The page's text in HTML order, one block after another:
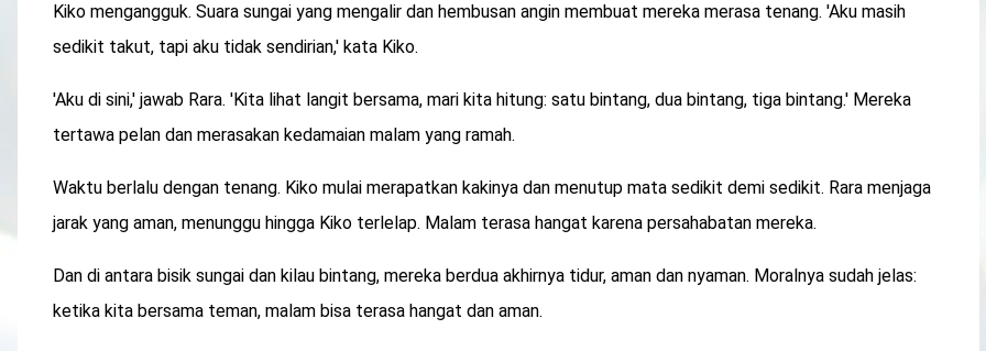
Kiko mengangguk. Suara sungai yang mengalir dan hembusan angin membuat mereka merasa tenang. 'Aku masih
sedikit takut, tapi aku tidak sendirian,' kata Kiko.
'Aku di sini,' jawab Rara. 'Kita lihat langit bersama, mari kita hitung: satu bintang, dua bintang, tiga bintang.' Mereka
tertawa pelan dan merasakan kedamaian malam yang ramah.
Waktu berlalu dengan tenang. Kiko mulai merapatkan kakinya dan menutup mata sedikit demi sedikit. Rara menjaga
jarak yang aman, menunggu hingga Kiko terlelap. Malam terasa hangat karena persahabatan mereka.
Dan di antara bisik sungai dan kilau bintang, mereka berdua akhirnya tidur, aman dan nyaman. Moralnya sudah jelas:
ketika kita bersama teman, malam bisa terasa hangat dan aman.